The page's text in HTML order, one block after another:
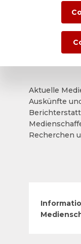
Aktuelle
Auskünfte
Recherchen